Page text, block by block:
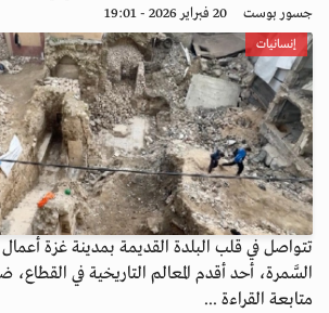
n
جسور بوست 20 فبراير 2026 - 19:01
إنسانيات
تتواصل في قلب البلدة القديمة بمدينة غزة
السَّمرة، أحد أقدم المعالم التاريخية في
متابعة القراءة ...